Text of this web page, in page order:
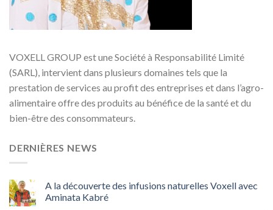
VOXELL GROUP est une Société à Responsabilité Limité
(SARL), intervient dans plusieurs domaines tels que la
prestation de services au profit des entreprises et dans l’agro-
alimentaire offre des produits au bénéfice de la santé et du
bien-être des consommateurs.
DERNIÈRES NEWS
A la découverte des infusions naturelles Voxell avec
Aminata Kabré